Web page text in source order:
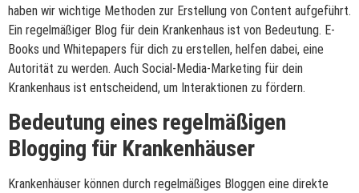
haben wir wichtige Methoden zur Erstellung von Content aufgeführt.
Ein regelmäßiger Blog für dein Krankenhaus ist von Bedeutung. E-
Books und Whitepapers für dich zu erstellen, helfen dabei, eine
Autorität zu werden. Auch Social-Media-Marketing für dein
Krankenhaus ist entscheidend, um Interaktionen zu fördern.
Bedeutung eines regelmäßigen
Blogging für Krankenhäuser
Krankenhäuser können durch regelmäßiges Bloggen eine direkte